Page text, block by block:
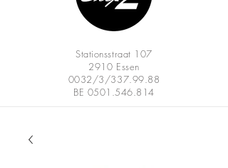
Stationsstraat 107
2910 Essen
0032/3/337.99.88
BE 0501.546.814